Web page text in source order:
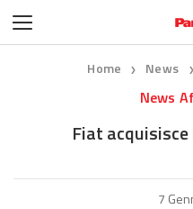
Home ❯ News
News
Fiat acquisisce
7